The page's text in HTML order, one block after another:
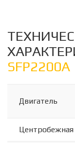
SFP2200A
Двигатель
Центробежная